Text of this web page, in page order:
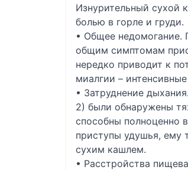
Изнурительный сухой
болью в горле и груди.
• Общее недомогание.
общим симптомам
нередко приводит к
миалгии –
• Затруднение
2) были обнаружены
способны полноценно
приступы удушья, ему
сухим кашлем.
• Расстройства